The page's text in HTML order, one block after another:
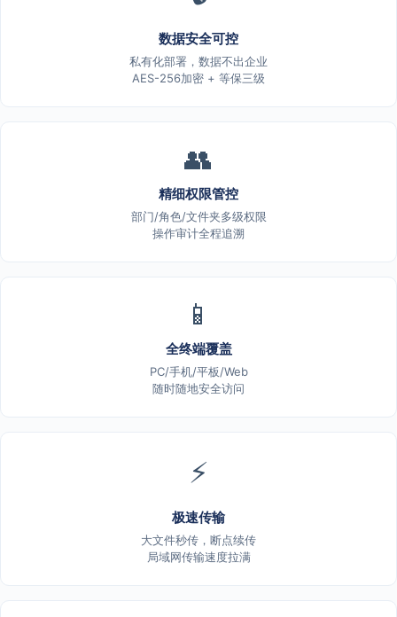
数据安全可控
私有化部署，数据不出企业
AES-256加密 + 等保三级
👥
精细权限管控
部门/角色/文件夹多级权限
操作审计全程追溯
📱
全终端覆盖
PC/手机/平板/Web
随时随地安全访问
⚡
极速传输
大文件秒传，断点续传
局域网传输速度拉满